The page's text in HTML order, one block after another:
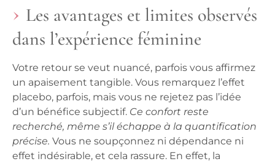
Les avantages et limites observés
dans l’expérience féminine
Votre retour se veut nuancé, parfois vous affirmez
un apaisement tangible. Vous remarquez l’effet
placebo, parfois, mais vous ne rejetez pas l’idée
d’un bénéfice subjectif. Ce confort reste
recherché, même s’il échappe à la quantification
précise. Vous ne soupçonnez ni dépendance ni
effet indésirable, et cela rassure. En effet, la